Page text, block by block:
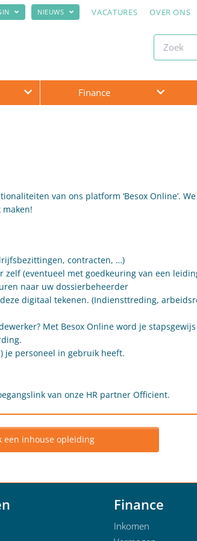
NIEUWS VACATURES OVER ONS
Finance
van ons platform ‘Besox Online’.
maken!
contracten, …)
(eventueel met goedkeuring van een
naar uw dossierbeheerder
digitaal tekenen. (Indiensttreding,
Met Besox Online word je
je personeel in gebruik heeft.
van onze HR partner Officient.
een inhouse opleiding
Finance
Inkomen